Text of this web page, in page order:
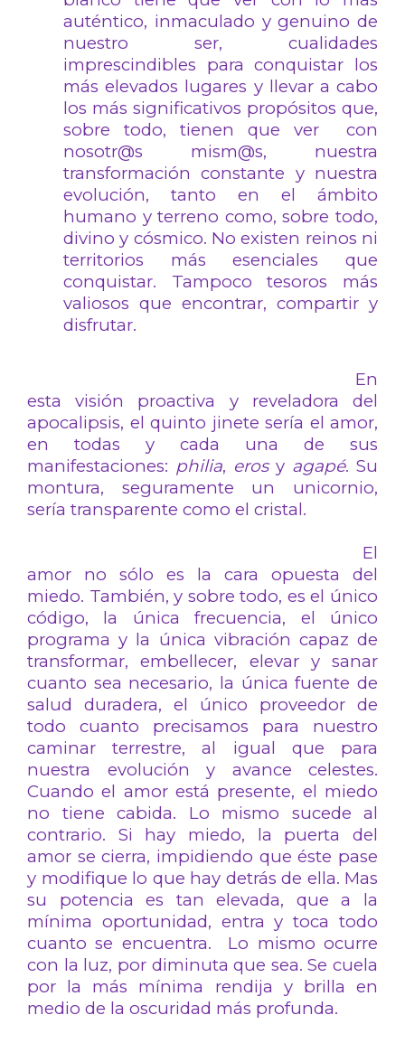
auténtico, inmaculado y genuino de
nuestro ser, cualidades
imprescindibles para conquistar los
más elevados lugares y llevar a cabo
los más significativos propósitos que,
sobre todo, tienen que ver con
nosotr@s mism@s, nuestra
transformación constante y nuestra
evolución, tanto en el ámbito
humano y terreno como, sobre todo,
divino y cósmico. No existen reinos ni
territorios más esenciales que
conquistar. Tampoco tesoros más
valiosos que encontrar, compartir y
disfrutar.
En
esta visión proactiva y reveladora del
apocalipsis, el quinto jinete sería el amor,
en todas y cada una de sus
manifestaciones: philia, erosy agapé. Su
montura, seguramente un unicornio,
sería transparente como el cristal.
El
amor no sólo es la cara opuesta del
miedo. También, y sobre todo, es el único
código, la única frecuencia, el único
programa y la única vibración capaz de
transformar, embellecer, elevar y sanar
cuanto sea necesario, la única fuente de
salud duradera, el único proveedor de
todo cuanto precisamos para nuestro
caminar terrestre, al igual que para
nuestra evolución y avance celestes.
Cuando el amor está presente, el miedo
no tiene cabida. Lo mismo sucede al
contrario. Si hay miedo, la puerta del
amor se cierra, impidiendo que éste pase
y modifique lo que hay detrás de ella. Mas
su potencia es tan elevada, que a la
mínima oportunidad, entra y toca todo
cuanto se encuentra. Lo mismo ocurre
con la luz, por diminuta que sea. Se cuela
por la más mínima rendija y brilla en
medio de la oscuridad más profunda.